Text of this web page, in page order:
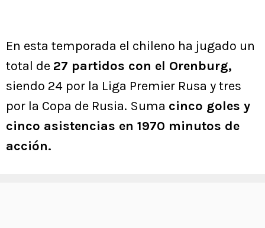
En esta temporada el chileno ha jugado un
total de 27 partidos con el Orenburg,
siendo 24 por la Liga Premier Rusa y tres
por la Copa de Rusia. Suma cinco goles y
cinco asistencias en 1970 minutos de
acción.